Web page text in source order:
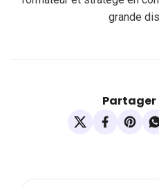
grande
Partager